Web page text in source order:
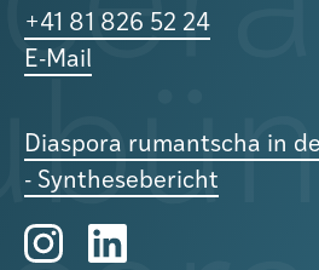
+41 81 826 52 24
E-Mail
Diaspora rumantscha in
- Synthesebericht